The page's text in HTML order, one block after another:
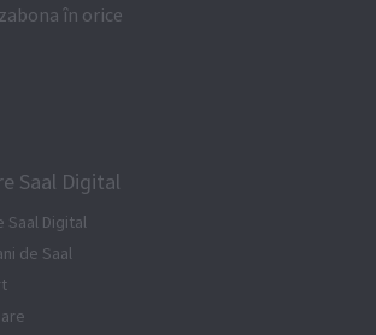
în orice
Saal Digital
Saal Digital
de Saal